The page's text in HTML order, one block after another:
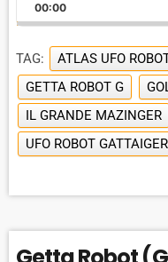
y
r
A
N
G
E
P
L
A
Y
B
R
I
P
B
A
C
K
A
R
D
00:00
TAG: ATLAS UFO
GETTA ROBOT G
IL GRANDE MAZINGER
UFO ROBOT GATTAIGER